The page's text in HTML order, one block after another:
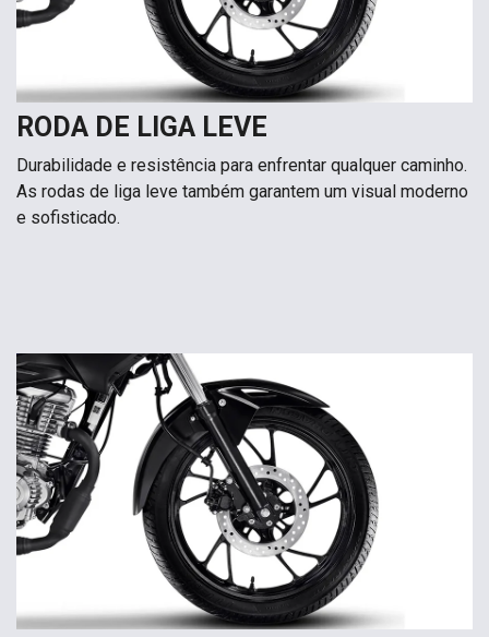
RODA DE LIGA LEVE
Durabilidade e resistência para enfrentar qualquer caminho.
As rodas de liga leve também garantem um visual moderno
e sofisticado.